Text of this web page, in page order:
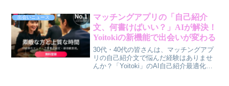
の経験など、考えるべきことが増えてき
て、なかなか前に進めないと感じる方も
少なくないのではないでしょうか。今回
注目したいのは、ABEMAの人気婚活リア
リティーショー『ガールオアレディ3』の
最新回。年収3000万円の経営者と34歳の
女優のデートから、結婚に本当に必要な
条件や、お互いを理解し合うことの重要
出会いニュース
マッチングアプリの「自己紹介
文、何書けばいい？」AIが解決！
Yoitokiの新機能で出会いが変わる
30代・40代の皆さんは、マッチングアプ
リの自己紹介文で悩んだ経験はありませ
んか？「Yoitoki」のAI自己紹介最適化機